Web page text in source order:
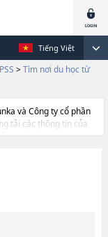
Tiếng Việt
> Tìm nơi du học từ
và Công ty cổ phần
tải các thông tin của
ngắn hạn, trường
Information